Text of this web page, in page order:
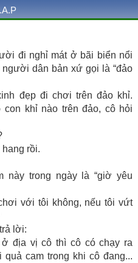
đi nghỉ mát ở bãi biển nổi
dân bản xứ gọi là “đảo
đẹp đi chơi trên đảo khỉ.
con khỉ nào trên đảo, cô hỏi
rồi.
trong ngày là “giờ yêu
với tôi không, nếu tôi vứt
lời:
địa vị cô thì cô có chạy ra
cam trong khi cô đang...